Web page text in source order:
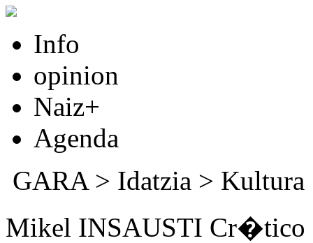
Info
opinion
Naiz+
Agenda
GARA> Idatzia > Kultura
Mikel INSAUSTI Cr�tico